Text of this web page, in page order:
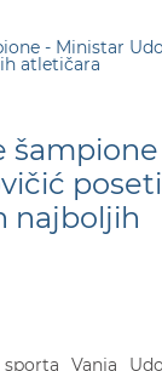
- Ministar
atletičara
najboljih
Vanja